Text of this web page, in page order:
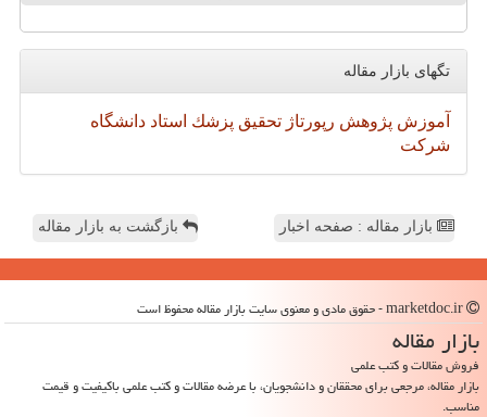
تگهای بازار مقاله
آموزش پژوهش رپورتاژ تحقیق پزشك استاد دانشگاه
شركت
بازار مقاله : صفحه اخبار بازگشت به بازار مقاله
بازار مقاله
فروش مقالات و کتب علمی
بازار مقاله، مرجعی برای محققان و دانشجویان، با عرضه مقالات و کتب علمی باکیفیت و قیمت
مناسب.